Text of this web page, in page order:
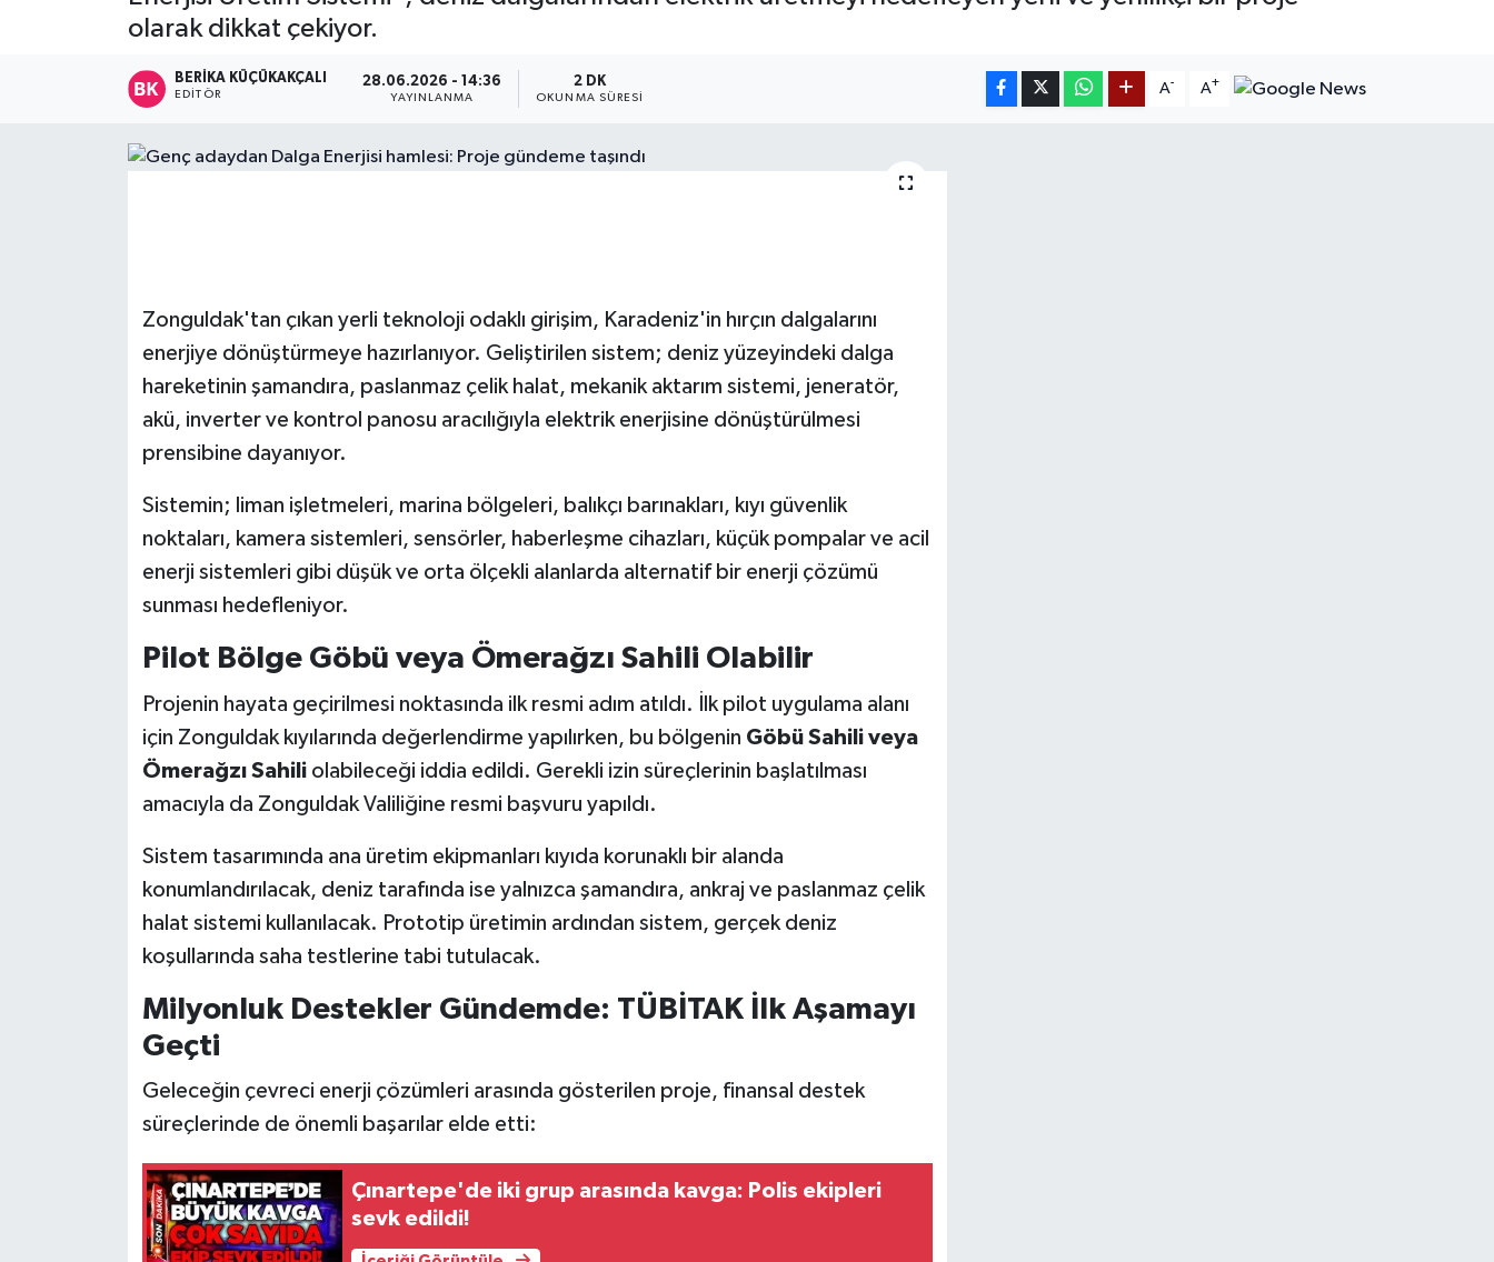
olarak dikkat çekiyor.
BERIKA KÜÇÜKAKÇALI
EDITÖR
28.06.2026 - 14:36
YAYINLANMA
2 DK
OKUNMA SÜRESI
A- A+
Zonguldak'tan çıkan yerli teknoloji odaklı girişim, Karadeniz'in hırçın dalgalarını
enerjiye dönüştürmeye hazırlanıyor. Geliştirilen sistem; deniz yüzeyindeki dalga
hareketinin şamandıra, paslanmaz çelik halat, mekanik aktarım sistemi, jeneratör,
akü, inverter ve kontrol panosu aracılığıyla elektrik enerjisine dönüştürülmesi
prensibine dayanıyor.
Sistemin; liman işletmeleri, marina bölgeleri, balıkçı barınakları, kıyı güvenlik
noktaları, kamera sistemleri, sensörler, haberleşme cihazları, küçük pompalar ve acil
enerji sistemleri gibi düşük ve orta ölçekli alanlarda alternatif bir enerji çözümü
sunması hedefleniyor.
Pilot Bölge Göbü veya Ömerağzı Sahili Olabilir
Projenin hayata geçirilmesi noktasında ilk resmi adım atıldı. İlk pilot uygulama alanı
için Zonguldak kıyılarında değerlendirme yapılırken, bu bölgenin Göbü Sahili veya
Ömerağzı Sahiliolabileceği iddia edildi. Gerekli izin süreçlerinin başlatılması
amacıyla da Zonguldak Valiliğine resmi başvuru yapıldı.
Sistem tasarımında ana üretim ekipmanları kıyıda korunaklı bir alanda
konumlandırılacak, deniz tarafında ise yalnızca şamandıra, ankraj ve paslanmaz çelik
halat sistemi kullanılacak. Prototip üretimin ardından sistem, gerçek deniz
koşullarında saha testlerine tabi tutulacak.
Milyonluk Destekler Gündemde: TÜBİTAK İlk Aşamayı
Geçti
Geleceğin çevreci enerji çözümleri arasında gösterilen proje, finansal destek
süreçlerinde de önemli başarılar elde etti:
Çınartepe'de iki grup arasında kavga: Polis ekipleri
sevk edildi!
Gökçebey
GÜNDEM
Kültür - Sanat
Resmi İlan